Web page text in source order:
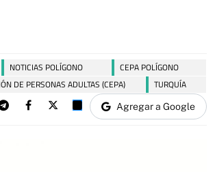
NOTICIAS POLÍGONO
CEPA POLÍGONO
DE PERSONAS ADULTAS (CEPA)
TURQUÍA
Agregar a Google